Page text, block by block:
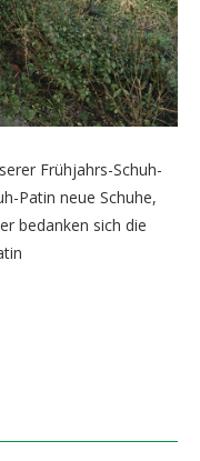
Frühjahrs-Schuh-
Patin neue Schuhe,
bedanken sich die